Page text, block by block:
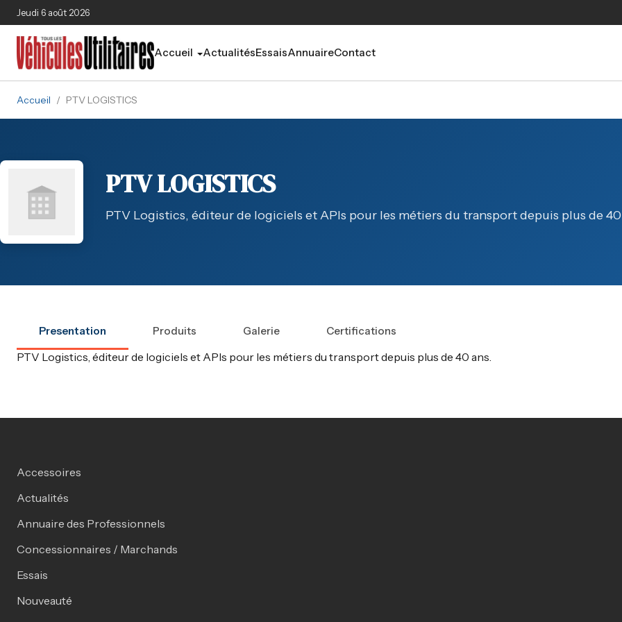
Aller au contenu principal
Jeudi 6 août 2026
Accueil ActualitésEssaisAnnuaireContact
Accueil / PTV LOGISTICS
PTV LOGISTICS
PTV Logistics, éditeur de logiciels et APIs pour les métiers du transport depuis plus de 40
Presentation Produits Galerie Certifications
PTV Logistics, éditeur de logiciels et APIs pour les métiers du transport depuis plus de 40 ans.
Accessoires
Actualités
Annuaire des Professionnels
Concessionnaires / Marchands
Essais
Nouveauté